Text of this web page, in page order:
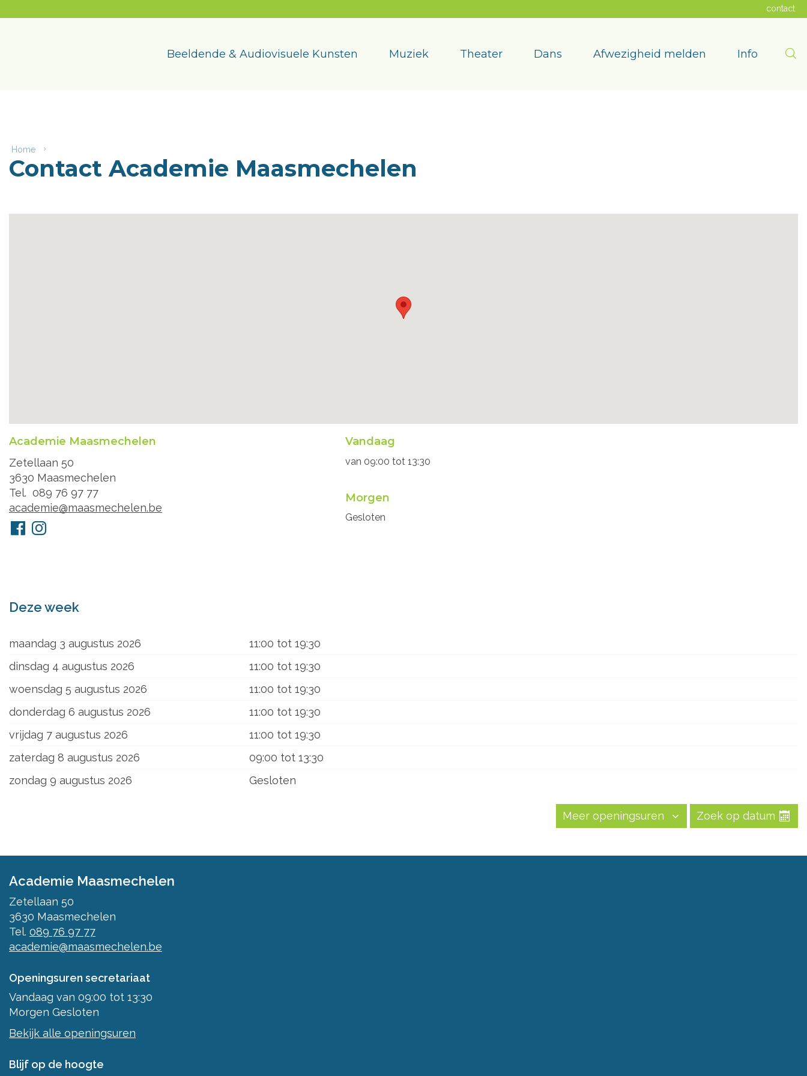
content
Beeldende & Audiovisuele Kunsten Muziek Theater Dans Afwezigheid melden Info
contact
Home
Academie
Maasmechelen
Contact Academie Maasmechelen
Academie Maasmechelen
Adres
Zetellaan 50
3630 Maasmechelen
Tel.
089 76 97 77
E-
mail
academie@maasmechelen.be
Volg
ons
FacebookInstagram
Openingsuren
Vandaag
van 09:00 tot 13:30
Morgen
Gesloten
Deze week
maandag 3 augustus 2026 11:00 tot 19:30
dinsdag 4 augustus 2026
11:00 tot 19:30
woensdag 5 augustus 2026
11:00 tot 19:30
donderdag 6 augustus 2026
11:00 tot 19:30
vrijdag 7 augustus 2026
11:00 tot 19:30
zaterdag 8 augustus 2026
09:00 tot 13:30
zondag 9 augustus 2026
Gesloten
Meer openingsuren Zoek op datum
Academie Maasmechelen
Zetellaan 50
3630 Maasmechelen
Tel. 089 76 97 77
academie@maasmechelen.be
Openingsuren secretariaat
Vandaag van 09:00 tot 13:30
Morgen Gesloten
Bekijk alle openingsuren
Blijf op de hoogte